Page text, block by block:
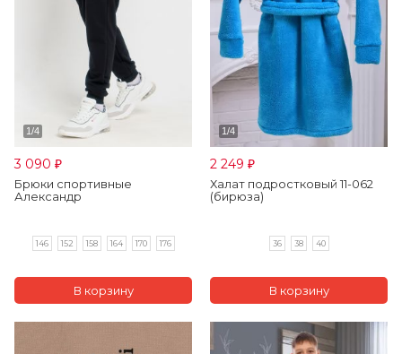
3 090 ₽
Брюки спортивные
Александр
146 152 158 164 170 176
2 249 ₽
Халат подростковый 11-062
(бирюза)
36 38 40